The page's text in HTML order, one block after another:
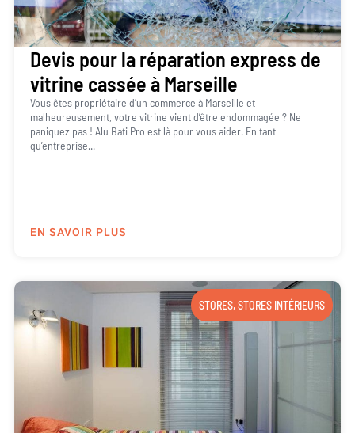
Devis pour la réparation express de
vitrine cassée à Marseille
Vous êtes propriétaire d’un commerce à Marseille et
malheureusement, votre vitrine vient d’être endommagée ? Ne
paniquez pas ! Alu Bati Pro est là pour vous aider. En tant
qu’entreprise...
EN SAVOIR PLUS
STORES,STORES INTÉRIEURS